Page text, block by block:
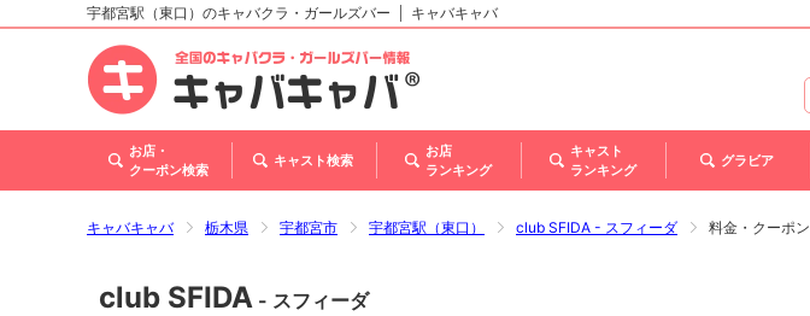
北海道
東北
甲信越・北陸
関西
宇都宮駅（東口）のキャバクラ・ガールズバー キャバキャバ
お店・
クーポン検索
キャスト検索
お店
ランキング
キャスト
ランキング
グラビア
キャバキャバ 栃木県 宇都宮市 宇都宮駅（東口） club SFIDA - スフィーダ 料金・クーポン
club SFIDA - スフィーダ